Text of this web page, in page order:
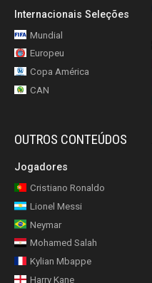
Internacionais Seleções
Mundial
Europeu
Copa América
CAN
OUTROS CONTEÚDOS
Jogadores
Cristiano Ronaldo
Lionel Messi
Neymar
Mohamed Salah
Kylian Mbappe
Harry Kane